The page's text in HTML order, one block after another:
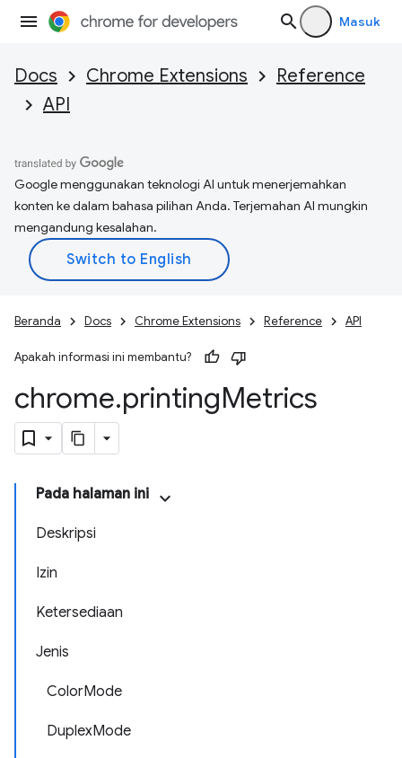
Masuk
Docs Chrome Extensions
Reference
API
Google menggunakan teknologi AI untuk menerjemahkan
konten ke dalam bahasa pilihan Anda. Terjemahan AI mungkin
mengandung kesalahan.
Beranda Docs Chrome Extensions Reference API
Apakah informasi ini membantu?
chrome.printingMetrics
Pada halaman ini
Deskripsi
Izin
Ketersediaan
Jenis
ColorMode
DuplexMode